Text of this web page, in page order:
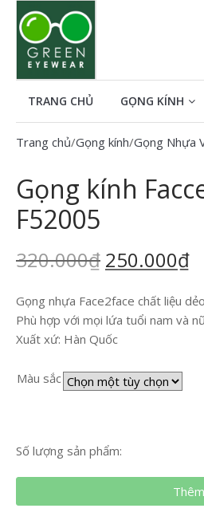
TRANG CHỦ GỌNG KÍNH
Trang chủ/Gọng kính/Gọng Nhựa
Gọng kính
F52005
320.000₫ 250.000₫
Gọng nhựa Face2face chất liệu
Phù hợp với mọi lứa tuổi nam và
Xuất xứ: Hàn Quốc
Màu sắc
Số lượng sản phẩm: